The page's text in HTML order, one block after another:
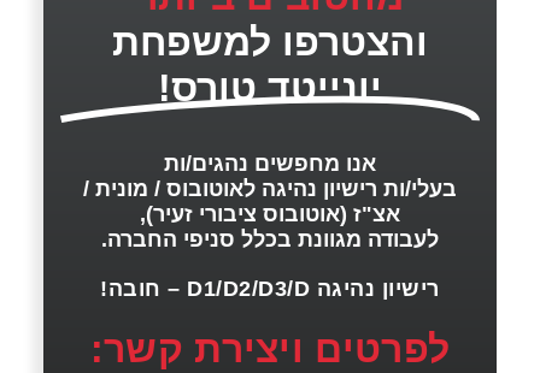
והצטרפו למשפחת
יונייטד טורס!
אנו מחפשים נהגים/ות
בעלי/ות רישיון נהיגה לאוטובוס / מונית /
אצ"ז (אוטובוס ציבורי זעיר),
לעבודה מגוונת בכלל סניפי החברה.
רישיון נהיגה D1/D2/D3/D – חובה!
לפרטים ויצירת קשר: